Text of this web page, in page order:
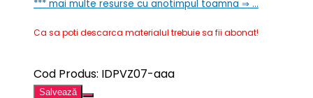
*** mai multe resurse cu anotimpul toamna ⇒ …
Ca sa poti descarca materialul trebuie sa fii abonat!
Cod Produs: IDPVZ07-aaa
Salvează